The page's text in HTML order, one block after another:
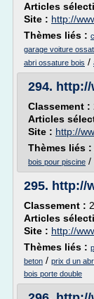
Articles
Site : http://
Thèmes liés :
garage voiture
abri ossature bois /
294.
Classement :
Articles
Site : http://
Thèmes liés :
bois pour piscine /
295. http://
Classement :
Articles
Site : http://
Thèmes liés :
beton / prix d un
bois porte double